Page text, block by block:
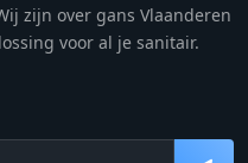
zijn over gans Vlaanderen
voor al je sanitair.